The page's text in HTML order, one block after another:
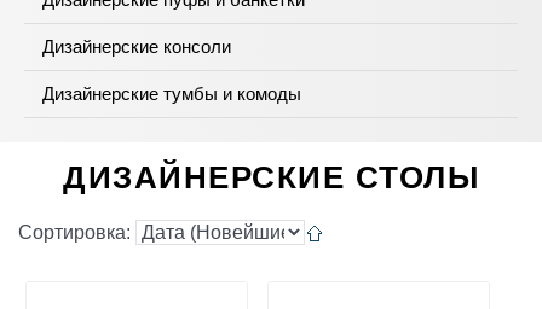
Дизайнерские консоли
Дизайнерские тумбы и комоды
ДИЗАЙНЕРСКИЕ СТОЛЫ
Сортировка: